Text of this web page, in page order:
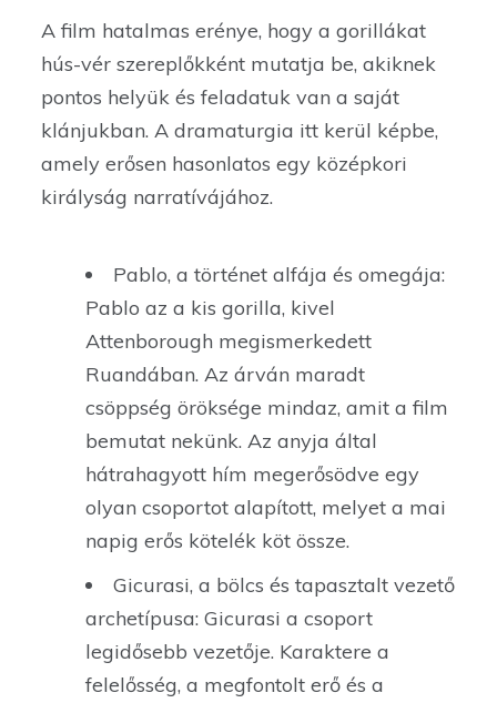
A film hatalmas erénye, hogy a gorillákat
hús-vér szereplőkként mutatja be, akiknek
pontos helyük és feladatuk van a saját
klánjukban. A dramaturgia itt kerül képbe,
amely erősen hasonlatos egy középkori
királyság narratívájához.
Pablo, a történet alfája és omegája:
Pablo az a kis gorilla, kivel
Attenborough megismerkedett
Ruandában. Az árván maradt
csöppség öröksége mindaz, amit a film
bemutat nekünk. Az anyja által
hátrahagyott hím megerősödve egy
olyan csoportot alapított, melyet a mai
napig erős kötelék köt össze.
Gicurasi, a bölcs és tapasztalt vezető
archetípusa: Gicurasi a csoport
legidősebb vezetője. Karaktere a
felelősség, a megfontolt erő és a